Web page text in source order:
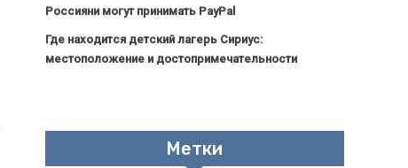
Россияни могут принимать PayPal
Где находится детский лагерь Сириус:
местоположение и достопримечательности
Метки